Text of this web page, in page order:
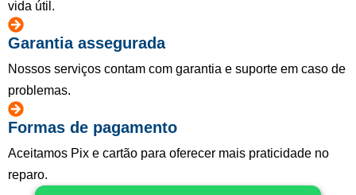
vida útil.
Garantia assegurada
Nossos serviços contam com garantia e suporte em caso de
problemas.
Formas de pagamento
Aceitamos Pix e cartão para oferecer mais praticidade no
reparo.